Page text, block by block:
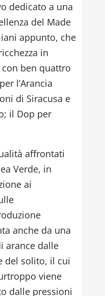
dedicato a una
del Made
appunto, che
in
ben quattro
l’Arancia
di Siracusa e
il Dop per
affrontati
Verde, in
ai
anche da una
arance dalle
del solito, il cui
viene
dalle pressioni